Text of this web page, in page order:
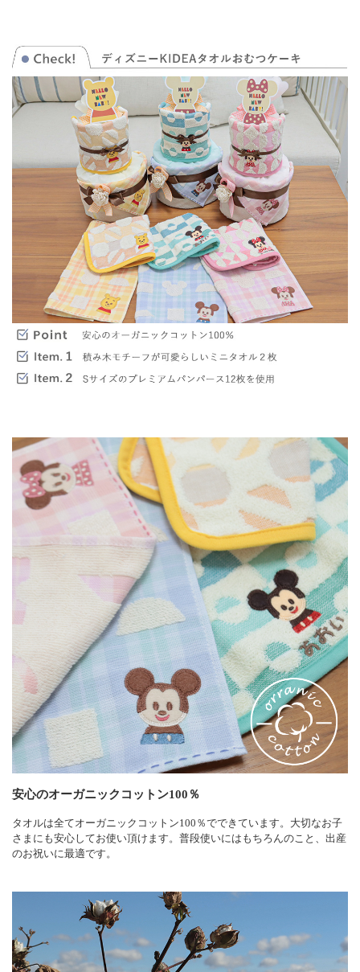
安心のオーガニックコットン100％
タオルは全てオーガニックコットン100％でできています。大切なお子
さまにも安心してお使い頂けます。普段使いにはもちろんのこと、出産
のお祝いに最適です。